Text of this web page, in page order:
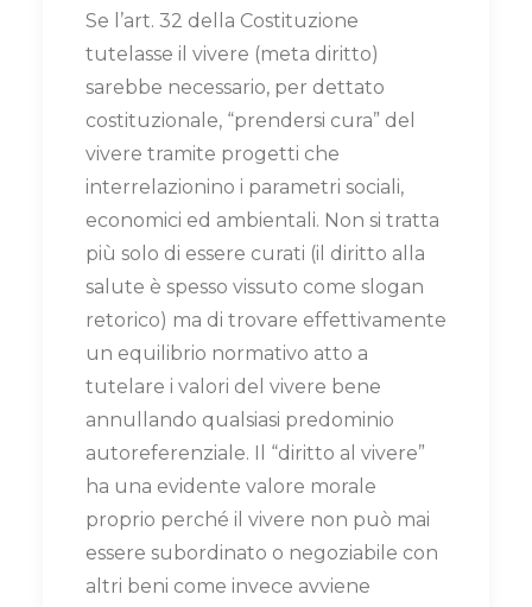
Se l’art. 32 della Costituzione
tutelasse il vivere (meta diritto)
sarebbe necessario, per dettato
costituzionale, “prendersi cura” del
vivere tramite progetti che
interrelazionino i parametri sociali,
economici ed ambientali. Non si tratta
più solo di essere curati (il diritto alla
salute è spesso vissuto come slogan
retorico) ma di trovare effettivamente
un equilibrio normativo atto a
tutelare i valori del vivere bene
annullando qualsiasi predominio
autoreferenziale. Il “diritto al vivere”
ha una evidente valore morale
proprio perché il vivere non può mai
essere subordinato o negoziabile con
altri beni come invece avviene